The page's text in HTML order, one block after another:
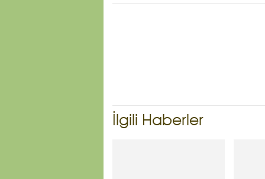
İlgili Haberler